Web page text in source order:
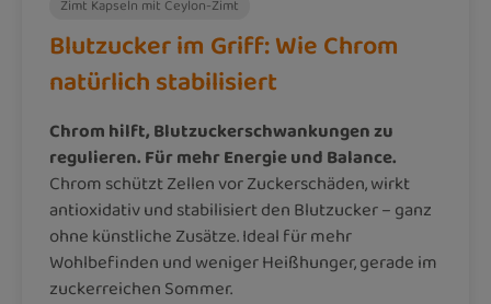
Zimt Kapseln mit Ceylon-Zimt
Blutzucker im Griff: Wie Chrom
natürlich stabilisiert
Chrom hilft, Blutzuckerschwankungen zu
regulieren. Für mehr Energie und Balance.
Chrom schützt Zellen vor Zuckerschäden, wirkt
antioxidativ und stabilisiert den Blutzucker – ganz
ohne künstliche Zusätze. Ideal für mehr
Wohlbefinden und weniger Heißhunger, gerade im
zuckerreichen Sommer.